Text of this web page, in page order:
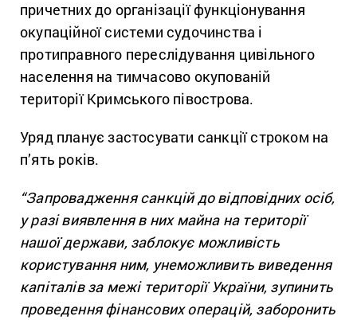
причетних до організації функціонування
окупаційної системи судочинства і
протиправного переслідування цивільного
населення на тимчасово окупованій
території Кримського півострова.
Уряд планує застосувати санкції строком на
п’ять років.
“Запровадження санкцій до відповідних осіб,
у разі виявлення в них майна на території
нашої держави, заблокує можливість
користування ним, унеможливить виведення
капіталів за межі території України, зупинить
проведення фінансових операцій, заборонить